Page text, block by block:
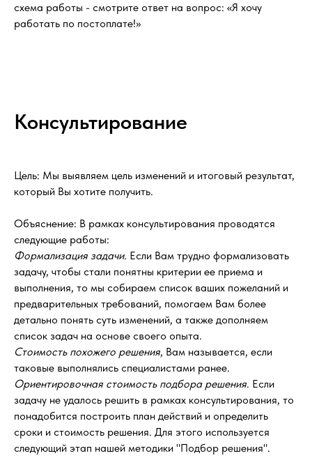
схема работы - смотрите ответ на вопрос: «Я хочу
работать по постоплате!»
Консультирование
Цель: Мы выявляем цель изменений и итоговый результат,
который Вы хотите получить.
Объяснение: В рамках консультирования проводятся
следующие работы:
Формализация задачи. Если Вам трудно формализовать
задачу, чтобы стали понятны критерии ее приема и
выполнения, то мы собираем список ваших пожеланий и
предварительных требований, помогаем Вам более
детально понять суть изменений, а также дополняем
список задач на основе своего опыта.
Стоимость похожего решения, Вам называется, если
таковые выполнялись специалистами ранее.
Ориентировочная стоимость подбора решения. Если
задачу не удалось решить в рамках консультирования, то
понадобится построить план действий и определить
сроки и стоимость решения. Для этого используется
следующий этап нашей методики "Подбор решения".